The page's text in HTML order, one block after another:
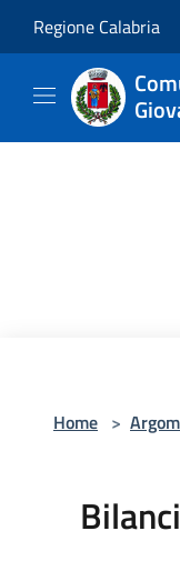
Regione Calabria
Home >